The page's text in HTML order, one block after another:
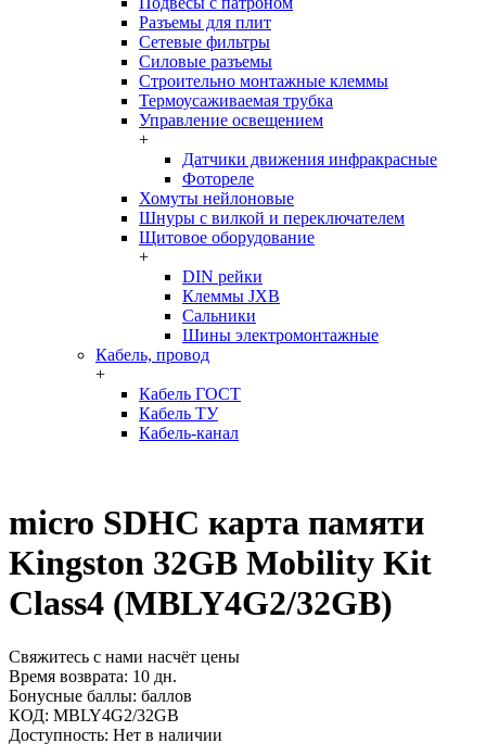
Разъемы для плит
Сетевые фильтры
Силовые разъемы
Строительно монтажные клеммы
Термоусаживаемая трубка
Управление освещением
+
Датчики движения инфракрасные
Фотореле
Хомуты нейлоновые
Шнуры с вилкой и переключателем
Щитовое оборудование
+
DIN рейки
Клеммы JXB
Сальники
Шины электромонтажные
Кабель, провод
+
Кабель ГОСТ
Кабель ТУ
Кабель-канал
micro SDHC карта памяти
Kingston 32GB Mobility Kit
Class4 (MBLY4G2/32GB)
Свяжитесь с нами насчёт цены
Время возврата: 10 дн.
Бонусные баллы: баллов
КОД: MBLY4G2/32GB
Доступность: Нет в наличии